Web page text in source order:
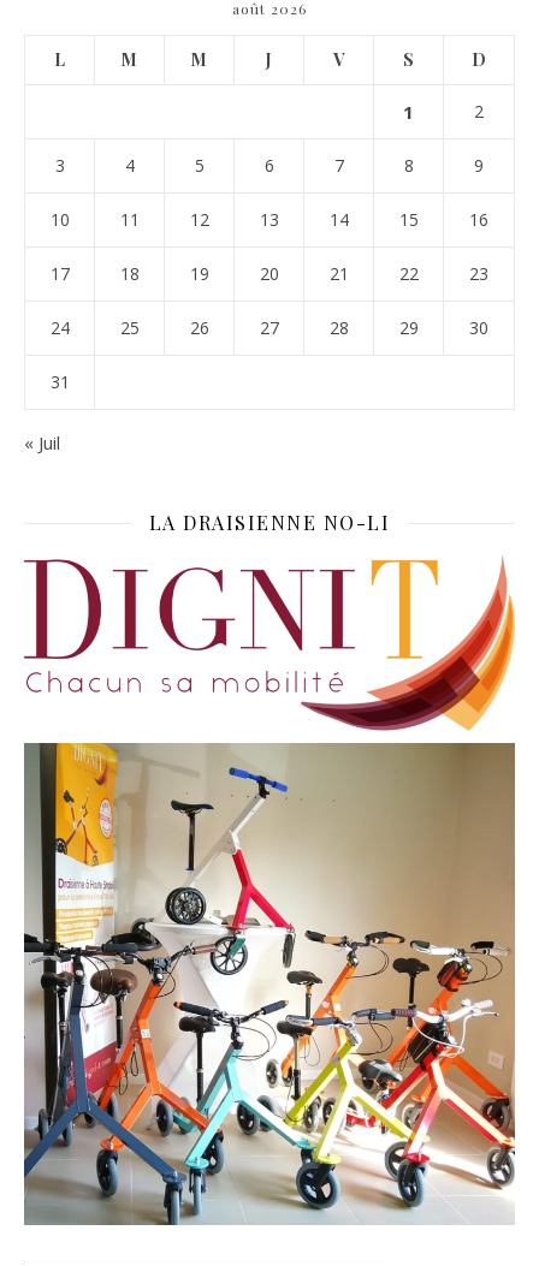
août 2026
L M M J V S D
1 2
3 4 5 6 7 8 9
10 11 12 13 14 15 16
17 18 19 20 21 22 23
24 25 26 27 28 29 30
31
« Juil
LA DRAISIENNE NO-LI